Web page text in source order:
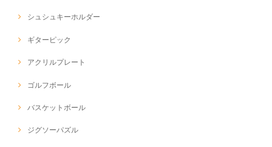
シュシュキーホルダー
ギターピック
アクリルプレート
ゴルフボール
バスケットボール
ジグソーパズル